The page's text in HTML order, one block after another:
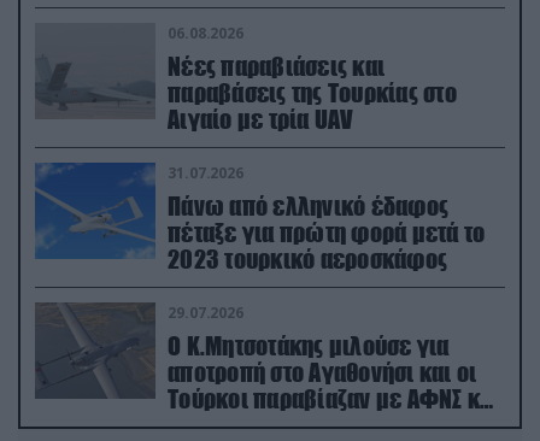
06.08.2026
Νέες παραβιάσεις και
παραβάσεις της Τουρκίας στο
Αιγαίο με τρία UAV
31.07.2026
Πάνω από ελληνικό έδαφος
πέταξε για πρώτη φορά μετά το
2023 τουρκικό αεροσκάφος
29.07.2026
Ο Κ.Μητσοτάκης μιλούσε για
αποτροπή στο Αγαθονήσι και οι
Τούρκοι παραβίαζαν με ΑΦΝΣ και
drone